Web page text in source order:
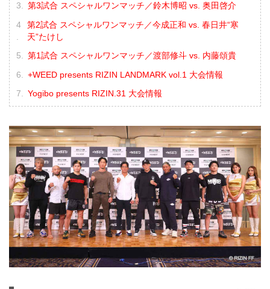
第3試合 スペシャルワンマッチ／鈴木博昭 vs. 奥田啓介
第2試合 スペシャルワンマッチ／今成正和 vs. 春日井“寒
天”たけし
第1試合 スペシャルワンマッチ／渡部修斗 vs. 内藤頌貴
+WEED presents RIZIN LANDMARK vol.1 大会情報
Yogibo presents RIZIN.31 大会情報